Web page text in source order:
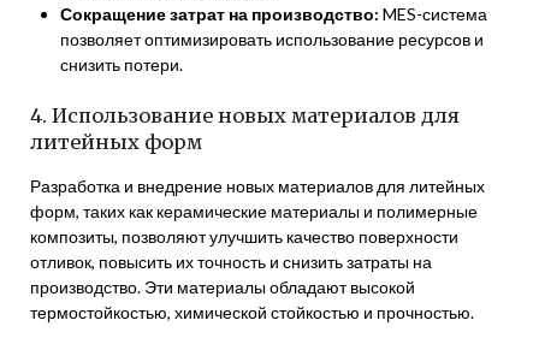
Сокращение затрат на производство: MES-система
позволяет оптимизировать использование ресурсов и
снизить потери.
4. Использование новых материалов для
литейных форм
Разработка и внедрение новых материалов для литейных
форм, таких как керамические материалы и полимерные
композиты, позволяют улучшить качество поверхности
отливок, повысить их точность и снизить затраты на
производство. Эти материалы обладают высокой
термостойкостью, химической стойкостью и прочностью.